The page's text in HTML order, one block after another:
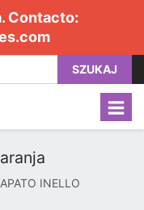
Contacto:
SZUKAJ
INELLO